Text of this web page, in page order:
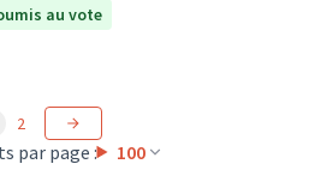
au vote
par page : 100
2